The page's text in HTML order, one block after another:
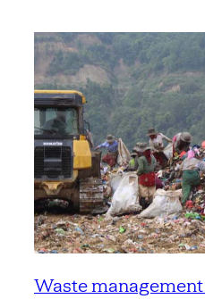
Waste